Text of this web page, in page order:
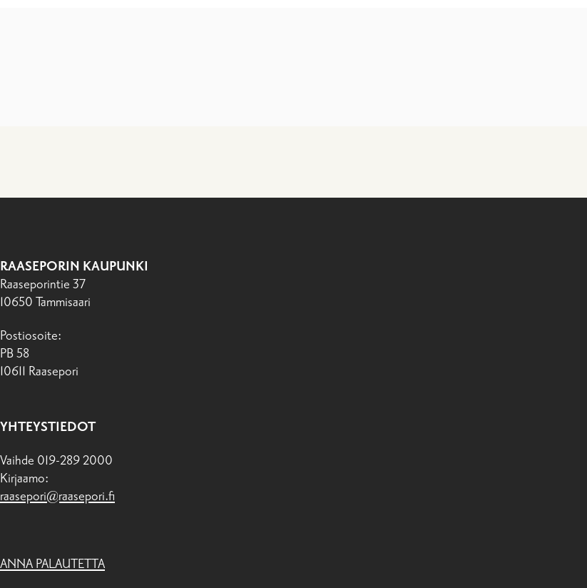
RAASEPORIN KAUPUNKI
Raaseporintie 37
10650 Tammisaari
Postiosoite:
PB 58
10611 Raasepori
YHTEYSTIEDOT
Vaihde 019-289 2000
Kirjaamo:
raasepori@raasepori.fi
ANNA PALAUTETTA